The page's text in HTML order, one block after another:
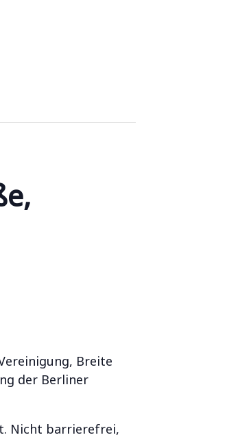
Breite
der Berliner
Nicht barrierefrei,